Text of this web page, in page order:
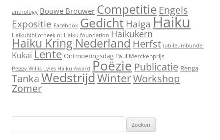
anthology Bouwe Brouwer Competitie Engels
Expositie Facebook Gedicht Haiga Haiku
Haikubibliotheek.nl Haiku foundation Haikukern
Haiku Kring Nederland Herfst Jubileumbundel
Kukai Lente Ontmoetingsdag Paul Merckenprijs
Peggy Willis Lyles Haiku Award Poëzie Publicatie Renga
TankaWedstrijdWinterWorkshop
Zomer
naar: